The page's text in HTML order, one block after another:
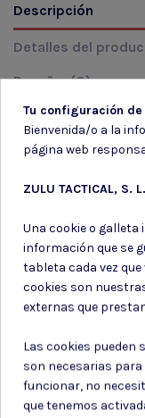
Descripción
Detalles del
Reseñas(0)
MODELO: SP-120
Puede darse de baja
Consiento el uso de
Política de privacidad
Tu configuración
Bienvenida/o a la
página web
ZULU TACTICAL, S. L.
Una cookie o galleta
información que se
tableta cada vez
cookies son
externas que
Las cookies pueden
son necesarias para
funcionar, no
que tenemos